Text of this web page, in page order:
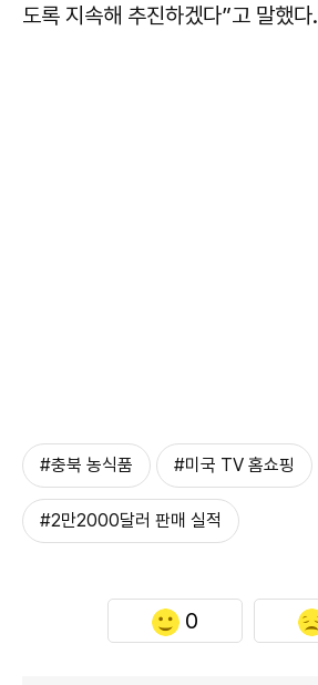
도록 지속해 추진하겠다”고 말했다.
#충북 농식품 #미국 TV 홈쇼핑
#2만2000달러 판매 실적
0